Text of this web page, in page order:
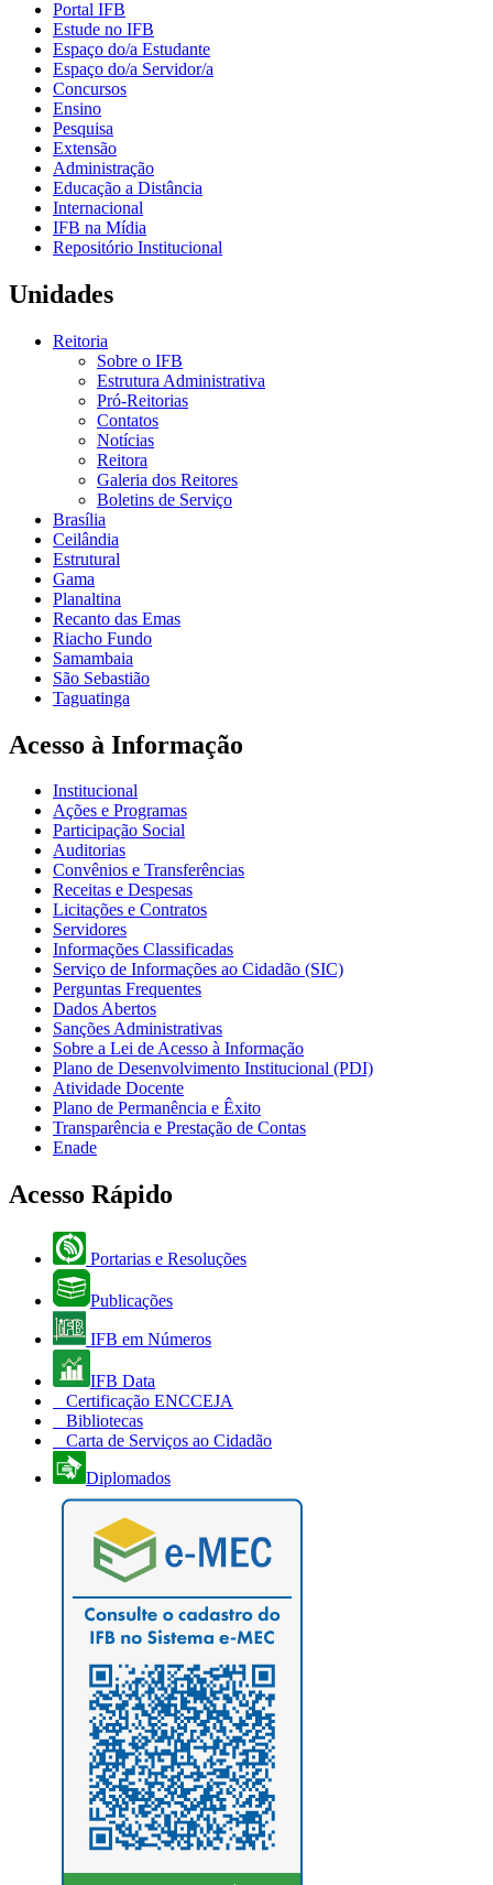
Portal IFB
Estude no IFB
Espaço do/a Estudante
Espaço do/a Servidor/a
Concursos
Ensino
Pesquisa
Extensão
Administração
Educação a Distância
Internacional
IFB na Mídia
Repositório Institucional
Unidades
Reitoria
Sobre o IFB
Estrutura Administrativa
Pró-Reitorias
Contatos
Notícias
Reitora
Galeria dos Reitores
Boletins de Serviço
Brasília
Ceilândia
Estrutural
Gama
Planaltina
Recanto das Emas
Riacho Fundo
Samambaia
São Sebastião
Taguatinga
Acesso à Informação
Institucional
Ações e Programas
Participação Social
Auditorias
Convênios e Transferências
Receitas e Despesas
Licitações e Contratos
Servidores
Informações Classificadas
Serviço de Informações ao Cidadão (SIC)
Perguntas Frequentes
Dados Abertos
Sanções Administrativas
Sobre a Lei de Acesso à Informação
Plano de Desenvolvimento Institucional (PDI)
Atividade Docente
Plano de Permanência e Êxito
Transparência e Prestação de Contas
Enade
Acesso Rápido
Portarias e Resoluções
Publicações
IFB em Números
IFB Data
Certificação ENCCEJA
Bibliotecas
Carta de Serviços ao Cidadão
Diplomados